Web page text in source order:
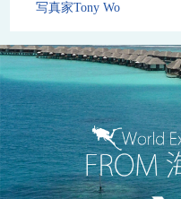
写真家Tony Wo